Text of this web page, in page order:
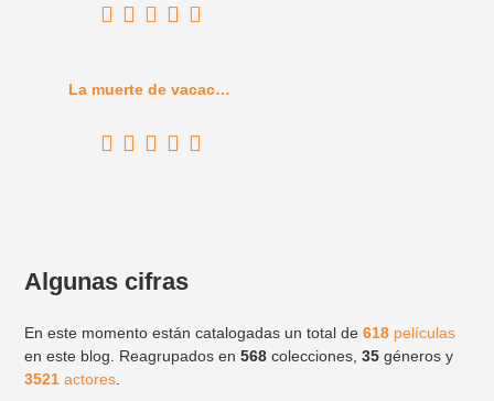
La muerte de vacaciones (1934)
Algunas cifras
En este momento están catalogadas un total de618 películas
en este blog. Reagrupados en568 colecciones,35 géneros y
3521 actores